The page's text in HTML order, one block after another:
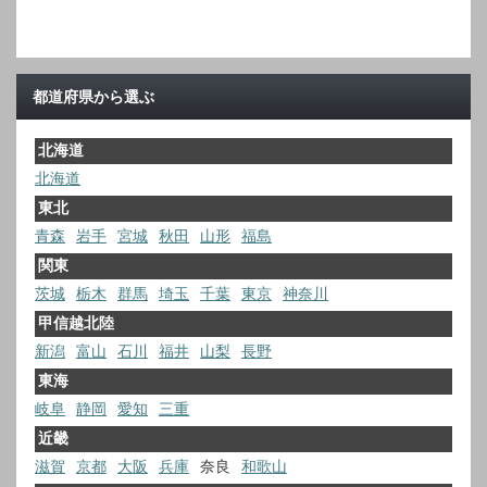
都道府県から選ぶ
北海道
北海道
東北
青森
岩手 宮城 秋田 山形
福島
関東
茨城
栃木 群馬 埼玉 千葉 東京
神奈川
甲信越北陸
新潟
富山 石川 福井 山梨
長野
東海
岐阜
静岡 愛知
三重
近畿
滋賀
京都 大阪 兵庫 奈良 和歌山